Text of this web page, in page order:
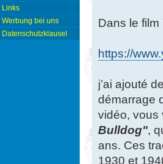
Links
Werbung bei uns
Datenschutzklausel
Dans le film
https://
j’ai ajouté
démarrage
vidéo, vous
Bulldog",
ans. Ces
1930 et